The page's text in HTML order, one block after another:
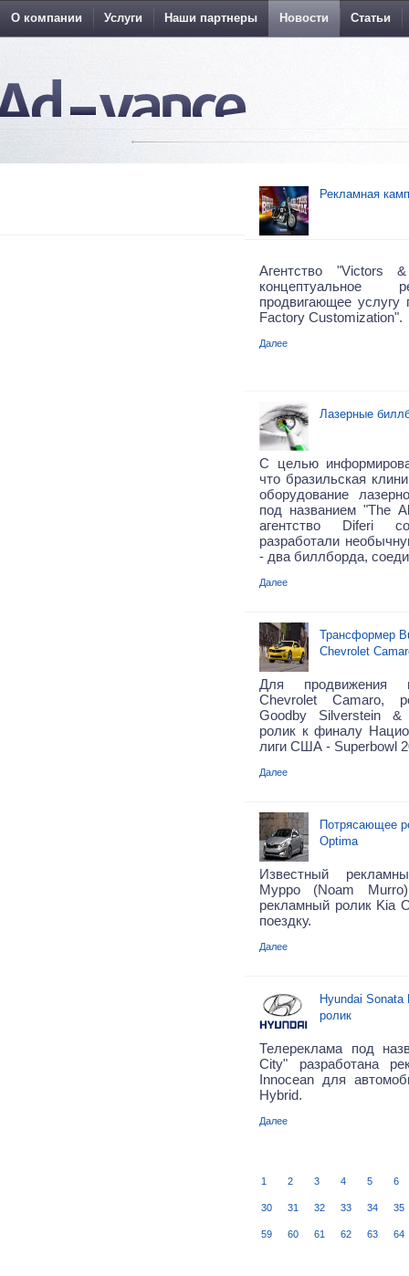
О компании Услуги Наши партнеры Новости Статьи
Рекламная
Агентство "Victors
концептуальное
продвигающее услугу
Factory Customization".
Далее
Лазерные
С целью
что бразильская
оборудование
под названием"The
агентство Diferi
разработали
- два биллборда,
Далее
Трансформер
Chevrolet
Для продвижения
Chevrolet Camaro,
Goodby Silverstein &
ролик к финалу
лиги США - Superbowl
Далее
Потрясающее
Optima
Известный
Мурро (Noam
рекламный ролик Kia
поездку.
Далее
Hyundai
ролик
Телереклама под
City" разработана
Innocean для
Hybrid.
Далее
1 2 3 4 5 6
30 31 32 33 34 35
59 60 61 62 63 64